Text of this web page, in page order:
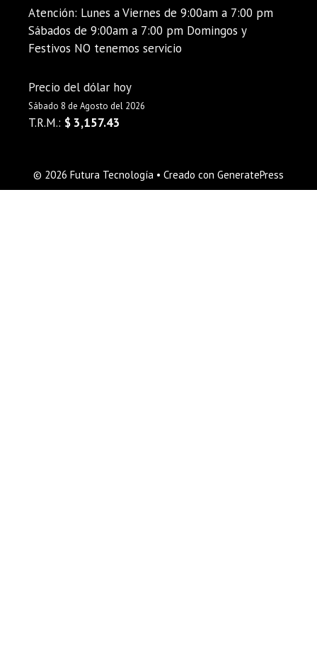
Atención: Lunes a Viernes de 9:00am a 7:00 pm
Sábados de 9:00am a 7:00 pm Domingos y
Festivos NO tenemos servicio
Precio del dólar hoy
Sábado 8 de Agosto del 2026
T.R.M.: $ 3,157.43
© 2026 Futura Tecnología • Creado con GeneratePress